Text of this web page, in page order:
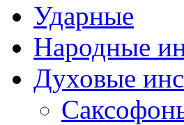
Ударные
Народные
Духовые